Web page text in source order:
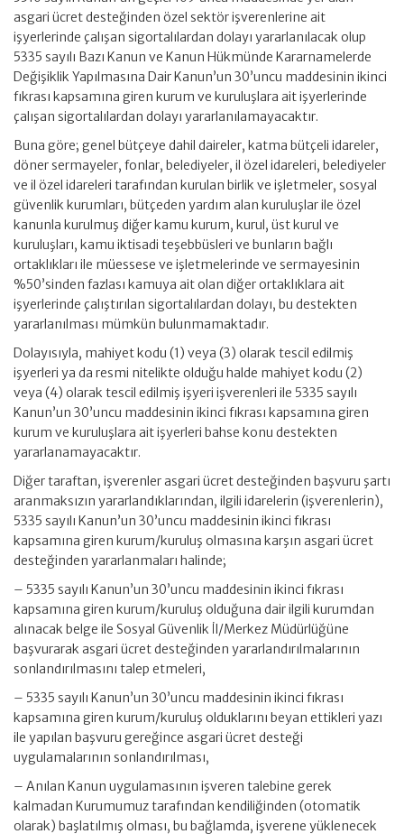
asgari ücret desteğinden özel sektör işverenlerine ait
işyerlerinde çalışan sigortalılardan dolayı yararlanılacak olup
5335 sayılı Bazı Kanun ve Kanun Hükmünde Kararnamelerde
Değişiklik Yapılmasına Dair Kanun’un 30’uncu maddesinin ikinci
fıkrası kapsamına giren kurum ve kuruluşlara ait işyerlerinde
çalışan sigortalılardan dolayı yararlanılamayacaktır.
Buna göre; genel bütçeye dahil daireler, katma bütçeli idareler,
döner sermayeler, fonlar, belediyeler, il özel idareleri, belediyeler
ve il özel idareleri tarafından kurulan birlik ve işletmeler, sosyal
güvenlik kurumları, bütçeden yardım alan kuruluşlar ile özel
kanunla kurulmuş diğer kamu kurum, kurul, üst kurul ve
kuruluşları, kamu iktisadi teşebbüsleri ve bunların bağlı
ortaklıkları ile müessese ve işletmelerinde ve sermayesinin
%50’sinden fazlası kamuya ait olan diğer ortaklıklara ait
işyerlerinde çalıştırılan sigortalılardan dolayı, bu destekten
yararlanılması mümkün bulunmamaktadır.
Dolayısıyla, mahiyet kodu (1) veya (3) olarak tescil edilmiş
işyerleri ya da resmi nitelikte olduğu halde mahiyet kodu (2)
veya (4) olarak tescil edilmiş işyeri işverenleri ile 5335 sayılı
Kanun’un 30’uncu maddesinin ikinci fıkrası kapsamına giren
kurum ve kuruluşlara ait işyerleri bahse konu destekten
yararlanamayacaktır.
Diğer taraftan, işverenler asgari ücret desteğinden başvuru şartı
aranmaksızın yararlandıklarından, ilgili idarelerin (işverenlerin),
5335 sayılı Kanun’un 30’uncu maddesinin ikinci fıkrası
kapsamına giren kurum/kuruluş olmasına karşın asgari ücret
desteğinden yararlanmaları halinde;
– 5335 sayılı Kanun’un 30’uncu maddesinin ikinci fıkrası
kapsamına giren kurum/kuruluş olduğuna dair ilgili kurumdan
alınacak belge ile Sosyal Güvenlik İl/Merkez Müdürlüğüne
başvurarak asgari ücret desteğinden yararlandırılmalarının
sonlandırılmasını talep etmeleri,
– 5335 sayılı Kanun’un 30’uncu maddesinin ikinci fıkrası
kapsamına giren kurum/kuruluş olduklarını beyan ettikleri yazı
ile yapılan başvuru gereğince asgari ücret desteği
uygulamalarının sonlandırılması,
– Anılan Kanun uygulamasının işveren talebine gerek
kalmadan Kurumumuz tarafından kendiliğinden (otomatik
olarak) başlatılmış olması, bu bağlamda, işverene yüklenecek